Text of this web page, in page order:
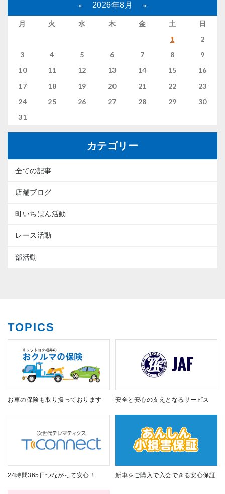
« 2026年8月 »
月 火 水 木 金 土
日
1
2
3
4 5 6 7 8
9
10
11 12 13 14 15
16
17
18 19 20 21 22
23
24
25 26 27 28 29
30
31
カテゴリー
全ての記事
店舗ブログ
町いちばん活動
レース活動
部活動
TOPICS
お車の保険も取り扱っております 安全と安心の支えとなるサービス
24時間365日つながって安心！ 新車をご購入で入会できる安心保証